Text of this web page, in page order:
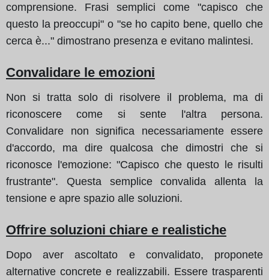
comprensione. Frasi semplici come "capisco che
questo la preoccupi" o "se ho capito bene, quello che
cerca è..." dimostrano presenza e evitano malintesi.
Convalidare le emozioni
Non si tratta solo di risolvere il problema, ma di
riconoscere come si sente l'altra persona.
Convalidare non significa necessariamente essere
d'accordo, ma dire qualcosa che dimostri che si
riconosce l'emozione: "Capisco che questo le risulti
frustrante". Questa semplice convalida allenta la
tensione e apre spazio alle soluzioni.
Offrire soluzioni chiare e realistiche
Dopo aver ascoltato e convalidato, proponete
alternative concrete e realizzabili. Essere trasparenti